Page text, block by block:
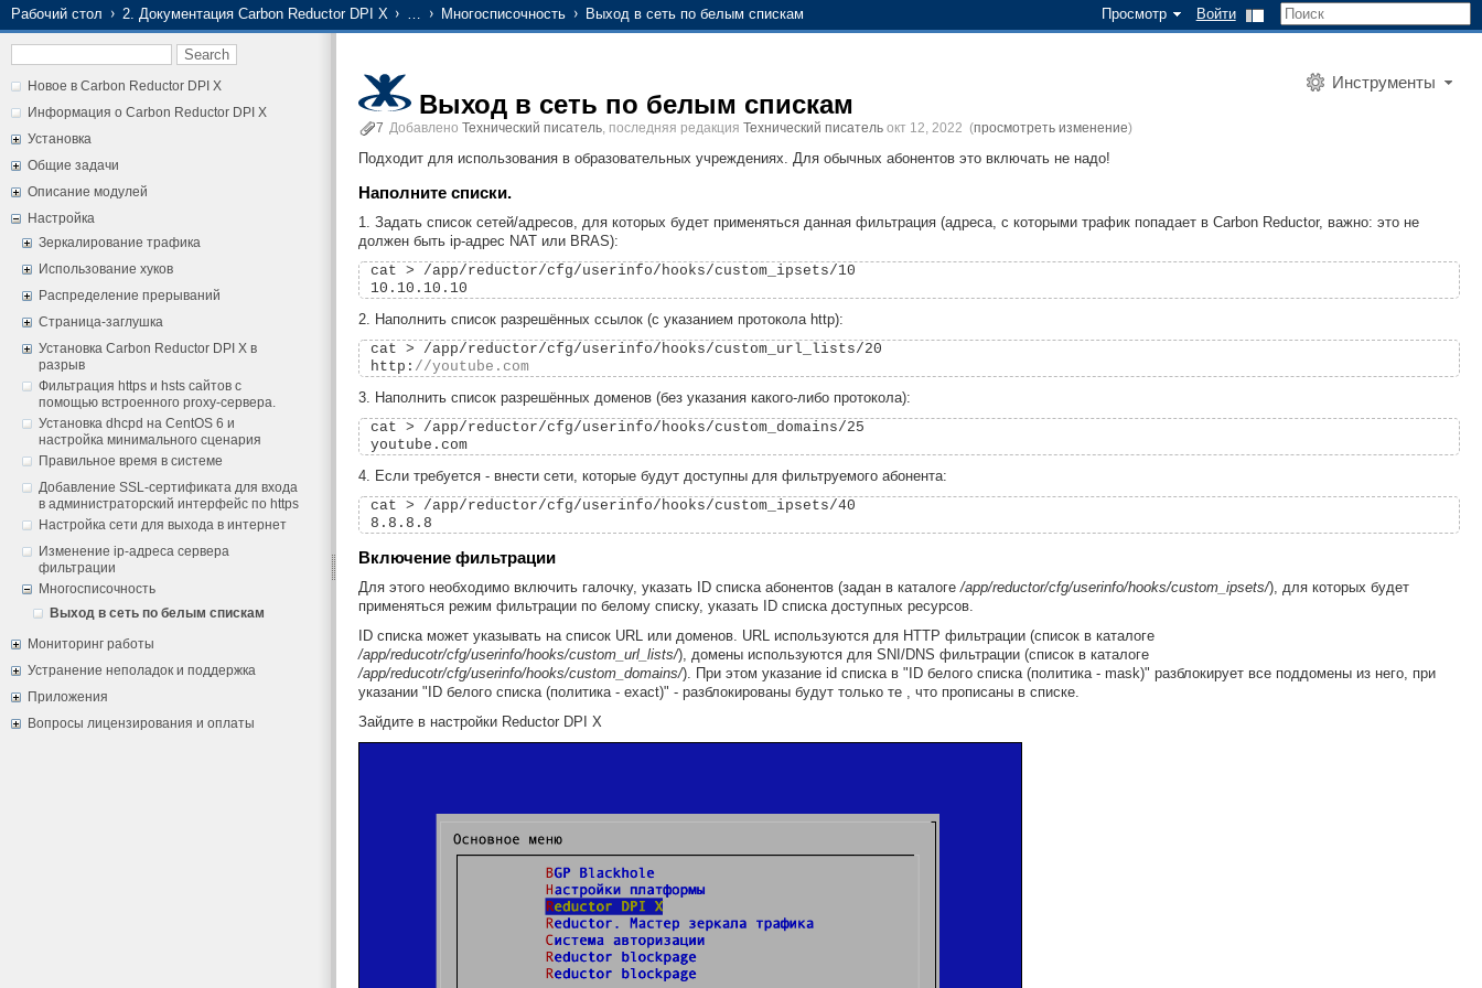
Просмотр Войти
Рабочий стол 2. Документация Carbon Reductor DPI X … Многосписочность Выход в сеть по белым спискам
Новое в Carbon Reductor DPI X
Информация о Carbon Reductor DPI X
Установка
Общие задачи
Описание модулей
Настройка
Зеркалирование трафика
Использование хуков
Распределение прерываний
Страница-заглушка
Установка Carbon Reductor DPI X в
разрыв
Фильтрация https и hsts сайтов с
помощью встроенного proxy-сервера.
Установка dhcpd на CentOS 6 и
настройка минимального сценария
Правильное время в системе
Добавление SSL-сертификата для входа
в администраторский интерфейс по https
Настройка сети для выхода в интернет
Изменение ip-адреса сервера
фильтрации
Многосписочность
Выход в сеть по белым спискам
Мониторинг работы
Устранение неполадок и поддержка
Приложения
Вопросы лицензирования и оплаты
Инструменты
Выход в сеть по белым спискам
7 Добавлено Технический писатель, последняя редакция Технический писатель окт 12, 2022 (просмотреть изменение)
Подходит для использования в образовательных учреждениях. Для обычных абонентов это включать не надо!
Наполните списки.
1. Задать список сетей/адресов, для которых будет применяться данная фильтрация (адреса, с которыми трафик попадает в Carbon Reductor, важно: это не
должен быть ip-адрес NAT или BRAS):
cat > /app/reductor/cfg/userinfo/hooks/custom_ipsets/10
2. Наполнить список разрешённых ссылок (с указанием протокола http):
cat > /app/reductor/cfg/userinfo/hooks/custom_url_lists/20
http: //youtube.com
3. Наполнить список разрешённых доменов (без указания какого-либо протокола):
cat > /app/reductor/cfg/userinfo/hooks/custom_domains/25
4. Если требуется - внести сети, которые будут доступны для фильтруемого абонента:
cat > /app/reductor/cfg/userinfo/hooks/custom_ipsets/40
Включение фильтрации
Для этого необходимо включить галочку, указать ID списка абонентов (задан в каталоге/app/reductor/cfg/userinfo/hooks/custom_ipsets/), для которых будет
применяться режим фильтрации по белому списку, указать ID списка доступных ресурсов.
ID списка может указывать на список URL или доменов. URL используются для HTTP фильтрации (список в каталоге
/app/reducotr/cfg/userinfo/hooks/custom_url_lists/), домены используются для SNI/DNS фильтрации (список в каталоге
/app/reducotr/cfg/userinfo/hooks/custom_domains/). При этом указание id списка в "ID белого списка (политика - mask)" разблокирует все поддомены из него, при
указании "ID белого списка (политика - exact)" - разблокированы будут только те , что прописаны в списке.
Зайдите в настройки Reductor DPI X